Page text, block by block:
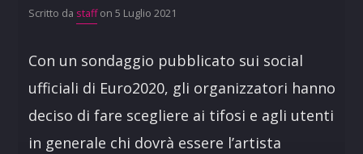
Scritto da staffon 5 Luglio 2021
Con un sondaggio pubblicato sui social
ufficiali di Euro2020, gli organizzatori hanno
deciso di fare scegliere ai tifosi e agli utenti
in generale chi dovrà essere l’artista